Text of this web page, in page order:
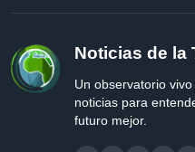
Noticias de la
Un observatorio
noticias para
futuro mejor.